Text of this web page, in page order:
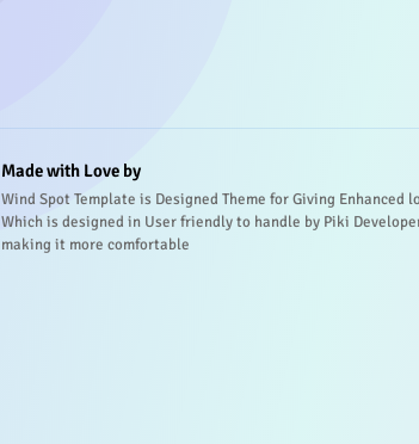
Made with Love by
Wind Spot Template is Designed Theme for Giving
Which is designed in User friendly to handle by Piki
making it more comfortable